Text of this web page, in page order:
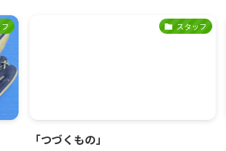
スタッフ
「つづくもの」